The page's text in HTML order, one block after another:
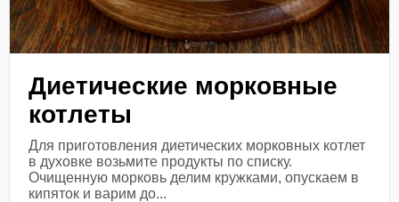
Диетические морковные
котлеты
Для приготовления диетических морковных котлет
в духовке возьмите продукты по списку.
Очищенную морковь делим кружками, опускаем в
кипяток и варим до...